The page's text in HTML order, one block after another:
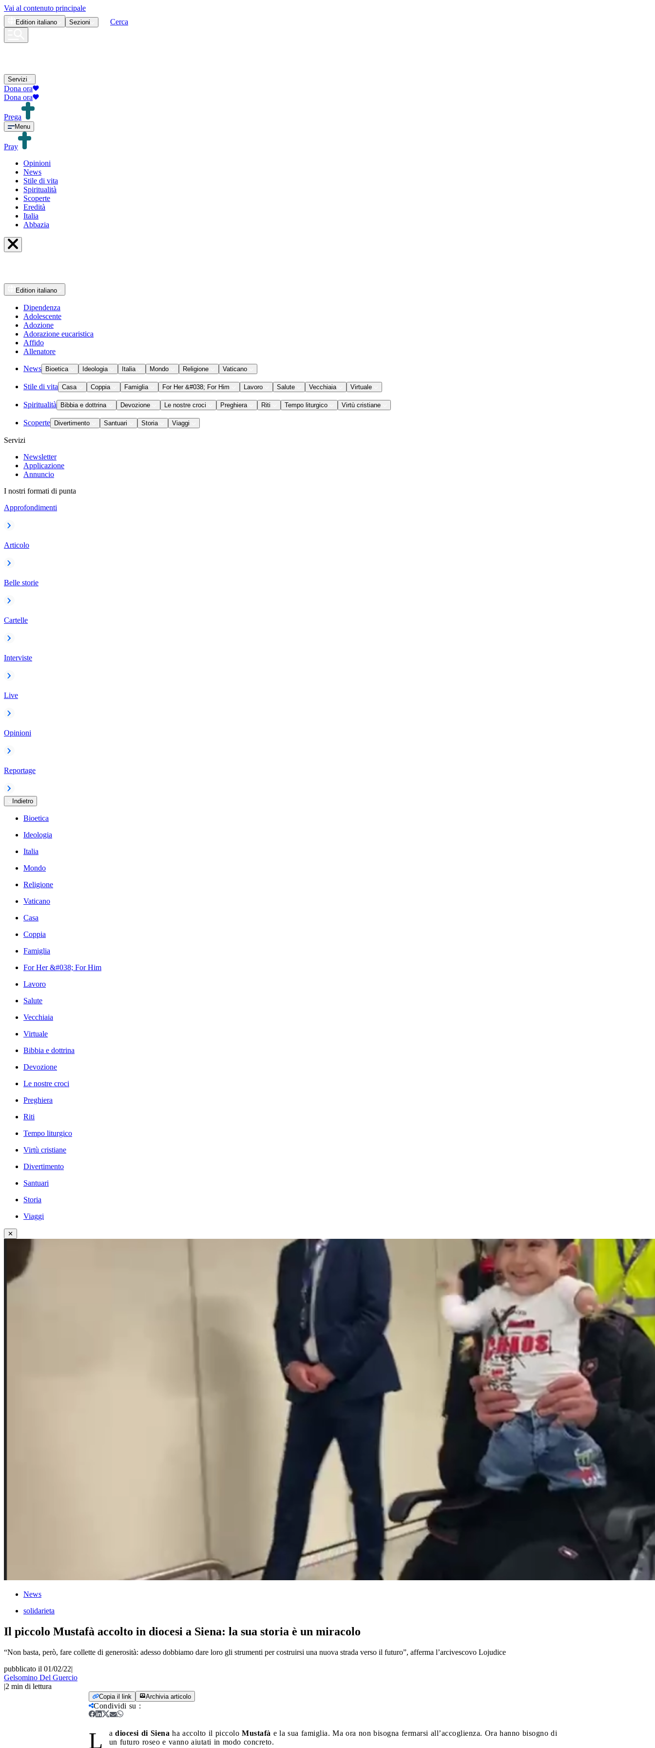
Vai al contenuto principale
Edition italiano Sezioni Cerca
Servizi
Dona ora
Dona ora
Prega
Menu
Pray
Opinioni
News
Stile di vita
Spiritualità
Scoperte
Eredità
Italia
Abbazia
Edition italiano
Dipendenza
Adolescente
Adozione
Adorazione eucaristica
Affido
Allenatore
News Bioetica Ideologia Italia Mondo Religione Vaticano
Stile di vita Casa Coppia Famiglia For Her &#038; For Him Lavoro Salute Vecchiaia Virtuale
Spiritualità Bibbia e dottrina Devozione Le nostre croci Preghiera Riti Tempo liturgico Virtù cristiane
Scoperte Divertimento Santuari Storia Viaggi
Servizi
Newsletter
Applicazione
Annuncio
I nostri formati di punta
Approfondimenti
Articolo
Belle storie
Cartelle
Interviste
Live
Opinioni
Reportage
Indietro
Bioetica
Ideologia
Italia
Mondo
Religione
Vaticano
Casa
Coppia
Famiglia
For Her &#038; For Him
Lavoro
Salute
Vecchiaia
Virtuale
Bibbia e dottrina
Devozione
Le nostre croci
Preghiera
Riti
Tempo liturgico
Virtù cristiane
Divertimento
Santuari
Storia
Viaggi
✕
News
solidarieta
Il piccolo Mustafà accolto in diocesi a Siena: la sua storia è un miracolo
“Non basta, però, fare collette di generosità: adesso dobbiamo dare loro gli strumenti per costruirsi una nuova strada verso il futuro”, afferma lʼarcivescovo Lojudice
pubblicato il 01/02/22|
Gelsomino Del Guercio
|2 min di lettura
Copia il link Archivia articolo
Condividi su :
L a diocesi di Siena ha accolto il piccolo Mustafà e la sua famiglia. Ma ora non bisogna fermarsi all’accoglienza. Ora hanno bisogno di
un futuro roseo e vanno aiutati in modo concreto.